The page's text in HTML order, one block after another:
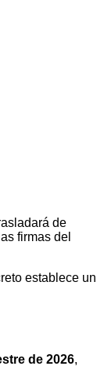
de
firmas del
establece un
de 2026,